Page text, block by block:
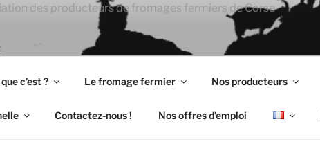
des producteurs de fromages fermiers de Corse
c’est ? Le fromage fermier Nos producteurs
Contactez-nous ! Nos offres d’emploi